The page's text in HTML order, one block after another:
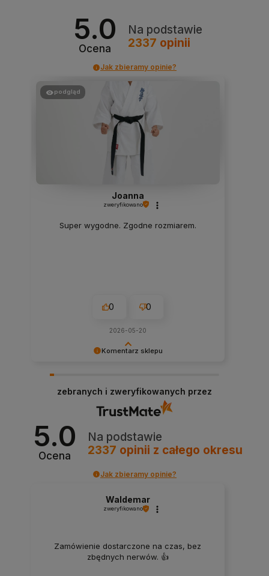
5.0
Ocena
Na podstawie
2337 opinii
Jak zbieramy opinie?
Komentarz sklepu
że jesteśmy na właściwym torze :) Z
podgląd
Joanna
zweryfikowano
Super wygodne. Zgodne rozmiarem.
0 0
2026-05-20
zebranych i zweryfikowanych przez
5.0
Ocena
Na podstawie
2337 opinii z całego okresu
Jak zbieramy opinie?
Waldemar
zweryfikowano
Zamówienie dostarczone na czas, bez
zbędnych nerwów. 👍️